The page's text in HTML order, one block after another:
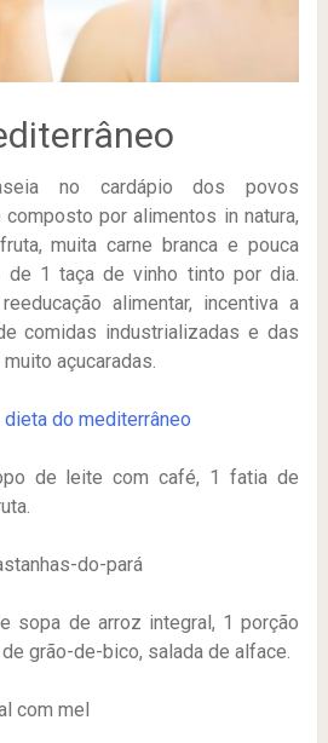
no cardápio dos povos
por alimentos in natura,
muita carne branca e pouca
de 1 taça de vinho tinto por dia.
alimentar, incentiva a
comidas industrializadas e das
açucaradas.
dieta do mediterrâneo
de leite com café, 1 fatia de
do-pará
sopa de arroz integral, 1 porção
grão-de-bico, salada de alface.
com mel